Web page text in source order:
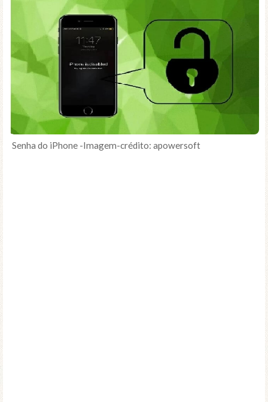
Senha do iPhone -Imagem-crédito: apowersoft